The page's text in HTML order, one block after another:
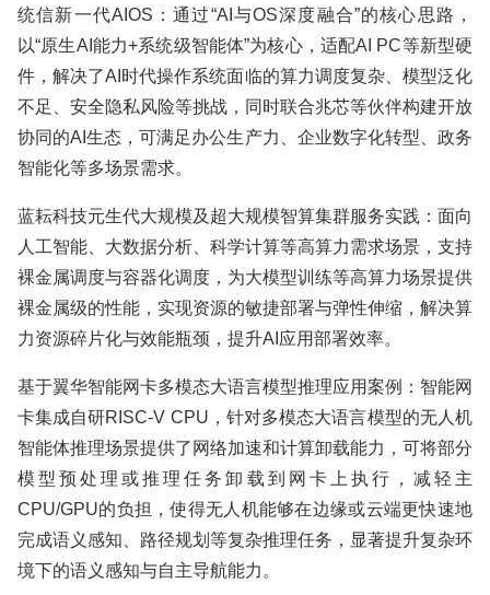
统信新一代AIOS：通过“AI与OS深度融合”的核心思路，
以“原生AI能力+系统级智能体”为核心，适配AI PC等新型硬
件，解决了AI时代操作系统面临的算力调度复杂、模型泛化
不足、安全隐私风险等挑战，同时联合兆芯等伙伴构建开放
协同的AI生态，可满足办公生产力、企业数字化转型、政务
智能化等多场景需求。
蓝耘科技元生代大规模及超大规模智算集群服务实践：面向
人工智能、大数据分析、科学计算等高算力需求场景，支持
裸金属调度与容器化调度，为大模型训练等高算力场景提供
裸金属级的性能，实现资源的敏捷部署与弹性伸缩，解决算
力资源碎片化与效能瓶颈，提升AI应用部署效率。
基于翼华智能网卡多模态大语言模型推理应用案例：智能网
卡集成自研RISC-V CPU，针对多模态大语言模型的无人机
智能体推理场景提供了网络加速和计算卸载能力，可将部分
模型预处理或推理任务卸载到网卡上执行，减轻主
CPU/GPU的负担，使得无人机能够在边缘或云端更快速地
完成语义感知、路径规划等复杂推理任务，显著提升复杂环
境下的语义感知与自主导航能力。